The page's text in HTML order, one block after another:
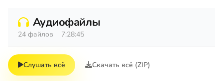
Аудиофайлы
24 файлов 7:28:45
Слушать всё Скачать всё (ZIP)